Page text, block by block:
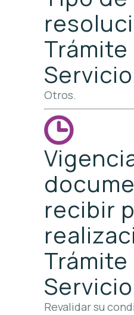
Trámite
Otros.
recibir
Trámite
Revalidar su